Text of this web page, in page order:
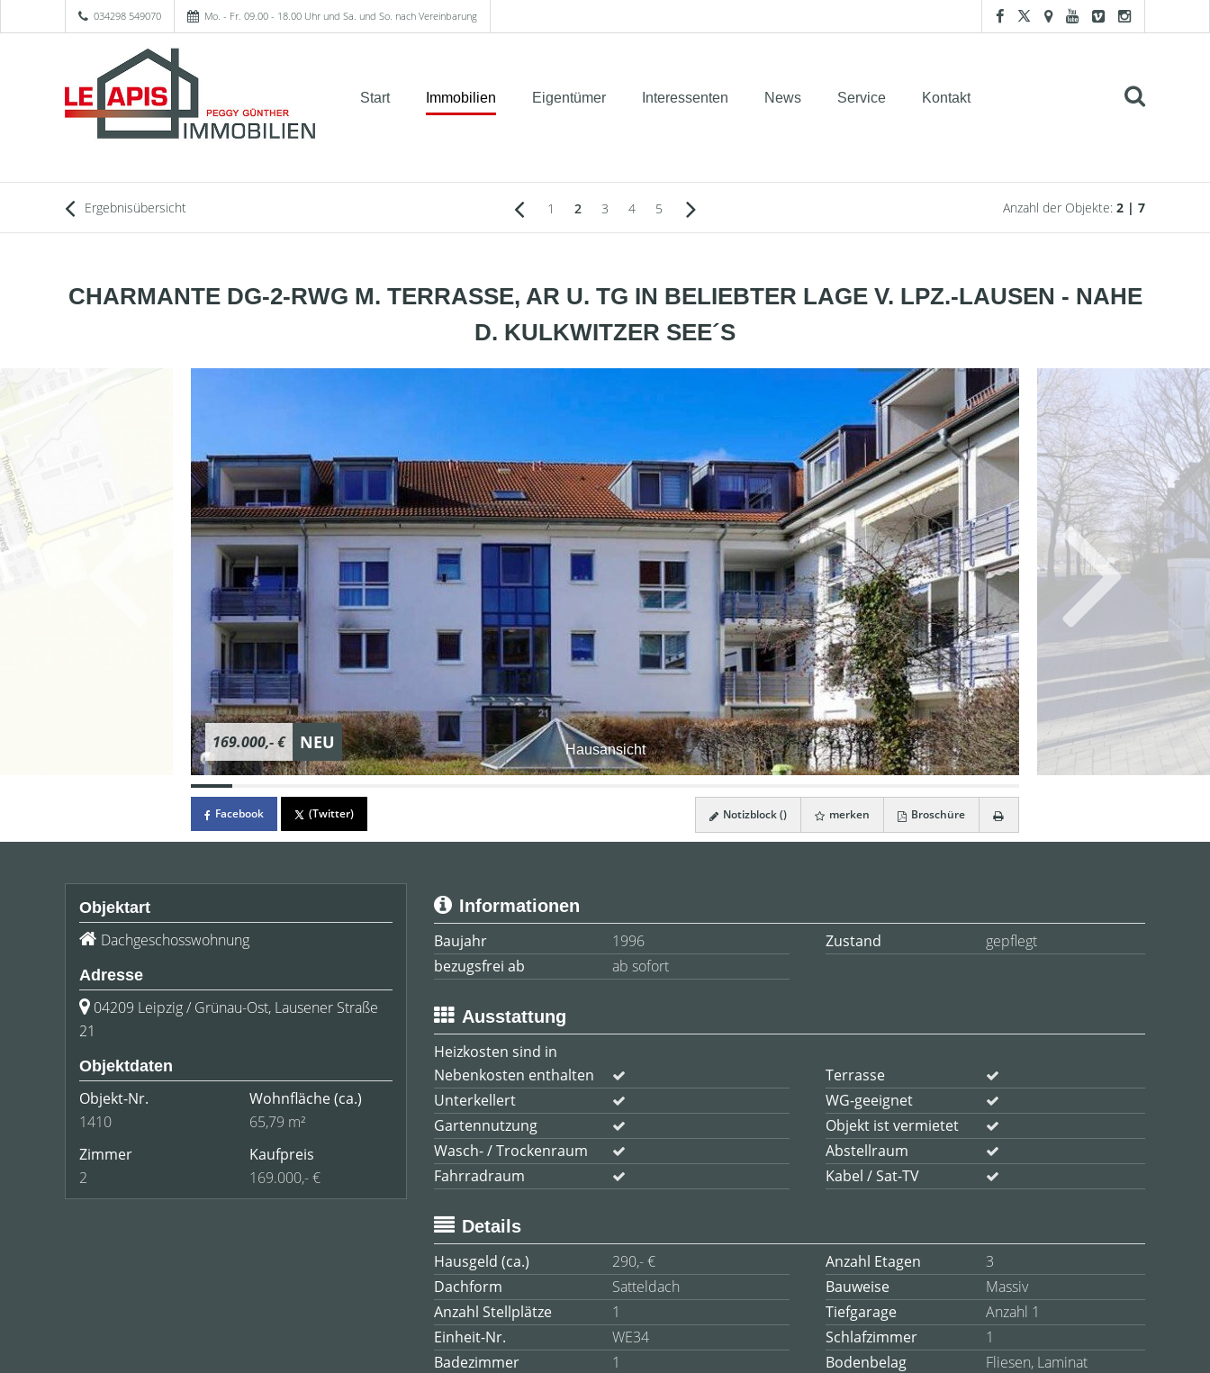
034298 549070 Mo. - Fr. 09.00 - 18.00 Uhr und Sa. und So. nach Vereinbarung
Start Immobilien Eigentümer Interessenten News Service Kontakt
Ergebnisübersicht 1 2 3 4 5 Anzahl der Objekte: 2 | 7
CHARMANTE DG-2-RWG M. TERRASSE, AR U. TG IN BELIEBTER LAGE V. LPZ.-LAUSEN - NAHE
D. KULKWITZER SEE´S
Hausansicht
169.000,- € NEU
Facebook (Twitter) Notizblock () merken Broschüre
Objektart
Dachgeschosswohnung
Adresse
04209 Leipzig / Grünau-Ost, Lausener Straße
21
Objektdaten
Objekt-Nr.
1410
Wohnfläche(ca.)
65,79 m²
Zimmer
2
Kaufpreis
169.000,- €
Informationen
Baujahr
1996 Zustand
gepflegt
bezugsfrei ab
ab sofort
Ausstattung
Heizkosten sind in
Nebenkosten enthalten
Terrasse
Unterkellert
WG-geeignet
Gartennutzung
Objekt ist vermietet
Wasch- / Trockenraum
Abstellraum
Fahrradraum
Kabel / Sat-TV
Details
Hausgeld (ca.)
290,- € Anzahl Etagen
3
Dachform
Satteldach Bauweise
Massiv
Anzahl Stellplätze
1 Tiefgarage
Anzahl 1
Einheit-Nr.
WE34 Schlafzimmer
1
Badezimmer
1 Bodenbelag
Fliesen, Laminat